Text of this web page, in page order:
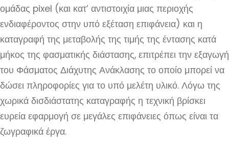
ομάδας pixel (και κατ’ αντιστοιχία μιας περιοχής
ενδιαφέροντος στην υπό εξέταση επιφάνεια) και η
καταγραφή της μεταβολής της τιμής της έντασης κατά
μήκος της φασματικής διάστασης, επιτρέπει την εξαγωγή
του Φάσματος Διάχυτης Ανάκλασης το οποίο μπορεί να
δώσει πληροφορίες για το υπό μελέτη υλικό. Λόγω της
χωρικά δισδιάστατης καταγραφής η τεχνική βρίσκει
ευρεία εφαρμογή σε μεγάλες επιφάνειες όπως είναι τα
ζωγραφικά έργα.